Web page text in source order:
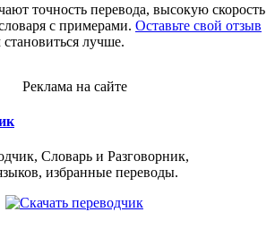
точность перевода, высокую скорость
с примерами. Оставьте свой отзыв
лучше.
Реклама на сайте
Словарь и Разговорник,
избранные переводы.